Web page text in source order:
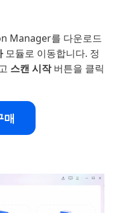
Manager를 다운로드
모듈로 이동합니다. 정
스캔 시작버튼을 클릭
매